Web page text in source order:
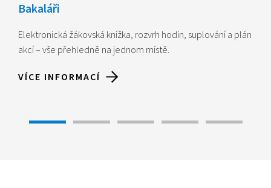
Bakaláři
Elektronická žákovská knížka, rozvrh hodin, suplování a plán
akcí – vše přehledně na jednom místě.
VÍCE INFORMACÍ